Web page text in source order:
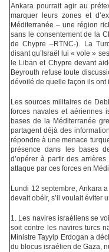
Ankara pourrait agir au
marquer leurs zones et
Méditerranée – une région
sans le consentement de la
de Chypre –RTNC-). La
disant qu’Israël lui « vole »
le Liban et Chypre devant
Beyrouth refuse toute
dévoilé de quelle façon ils
Les sources militaires de
forces navales et aériennes
bases de la Méditerranée
partagent déjà des
répondre à une menace
présence dans les bases
d’opérer à partir des arrières
attaque par ces forces en
Lundi 12 septembre, Ankara
devait obéir, s’il voulait éviter
1. Les navires israéliens se
soit contre les navires turcs
Ministre Tayyip Erdogan a
du blocus israélien de Gaza,